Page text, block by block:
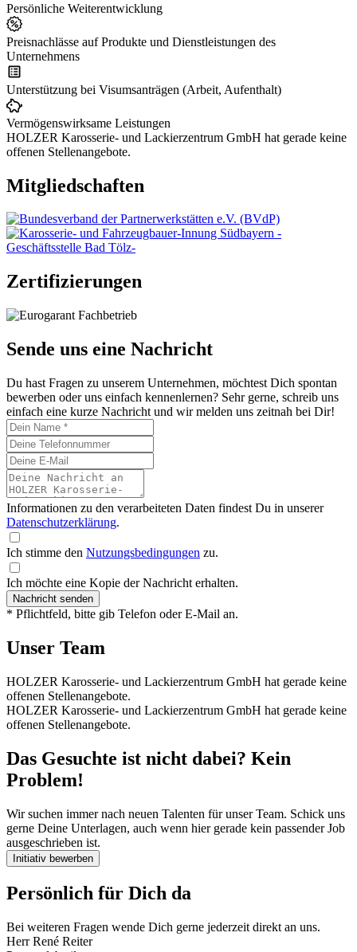
Persönliche Weiterentwicklung
Preisnachlässe auf Produkte und Dienstleistungen des
Unternehmens
Unterstützung bei Visumsanträgen (Arbeit, Aufenthalt)
Vermögenswirksame Leistungen
HOLZER Karosserie- und Lackierzentrum GmbH hat gerade keine
offenen Stellenangebote.
Mitgliedschaften
Zertifizierungen
Sende uns eine Nachricht
Du hast Fragen zu unserem Unternehmen, möchtest Dich spontan
bewerben oder uns einfach kennenlernen? Sehr gerne, schreib uns
einfach eine kurze Nachricht und wir melden uns zeitnah bei Dir!
Informationen zu den verarbeiteten Daten findest Du in unserer
Datenschutzerklärung.
Ich stimme den Nutzungsbedingungen zu.
Ich möchte eine Kopie der Nachricht erhalten.
Nachricht senden
* Pflichtfeld, bitte gib Telefon oder E-Mail an.
Unser Team
HOLZER Karosserie- und Lackierzentrum GmbH hat gerade keine
offenen Stellenangebote.
HOLZER Karosserie- und Lackierzentrum GmbH hat gerade keine
offenen Stellenangebote.
Das Gesuchte ist nicht dabei? Kein
Problem!
Wir suchen immer nach neuen Talenten für unser Team. Schick uns
gerne Deine Unterlagen, auch wenn hier gerade kein passender Job
ausgeschrieben ist.
Initiativ bewerben
Persönlich für Dich da
Bei weiteren Fragen wende Dich gerne jederzeit direkt an uns.
Herr René Reiter